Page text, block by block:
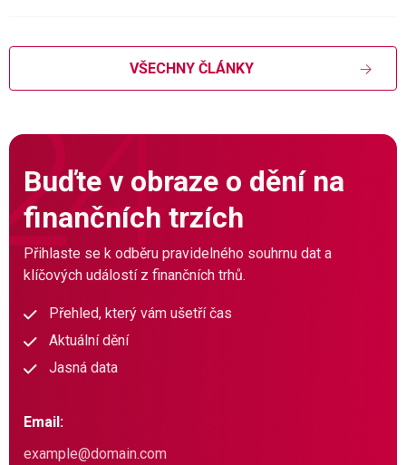
VŠECHNY ČLÁNKY
Buďte v obraze o dění na
finančních trzích
Přihlaste se k odběru pravidelného souhrnu dat a
klíčových událostí z finančních trhů.
Přehled, který vám ušetří čas
Aktuální dění
Jasná data
Email: